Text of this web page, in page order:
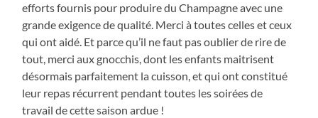
efforts fournis pour produire du Champagne avec une
grande exigence de qualité. Merci à toutes celles et ceux
qui ont aidé. Et parce qu’il ne faut pas oublier de rire de
tout, merci aux gnocchis, dont les enfants maitrisent
désormais parfaitement la cuisson, et qui ont constitué
leur repas récurrent pendant toutes les soirées de
travail de cette saison ardue !